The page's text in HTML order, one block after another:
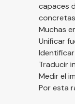
capaces
Muchas
Unificar
Traducir
Medir el
Por esta